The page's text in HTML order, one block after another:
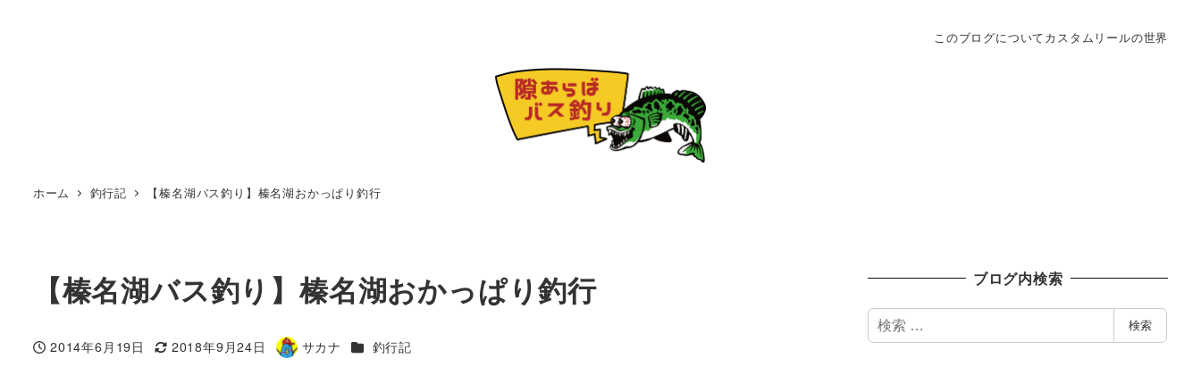
このブログについてカスタムリールの世界
ホーム 釣行記 【榛名湖バス釣り】榛名湖おかっぱり釣行
【榛名湖バス釣り】榛名湖おかっぱり釣行
投稿日
2014年6月19日
更新日
2018年9月24日
著
サカナ カテゴリー
釣行記
ブログ内検索
検
索
検索